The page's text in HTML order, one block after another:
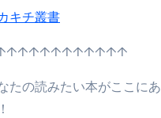
キチ叢書
たの読みたい本がここにあ